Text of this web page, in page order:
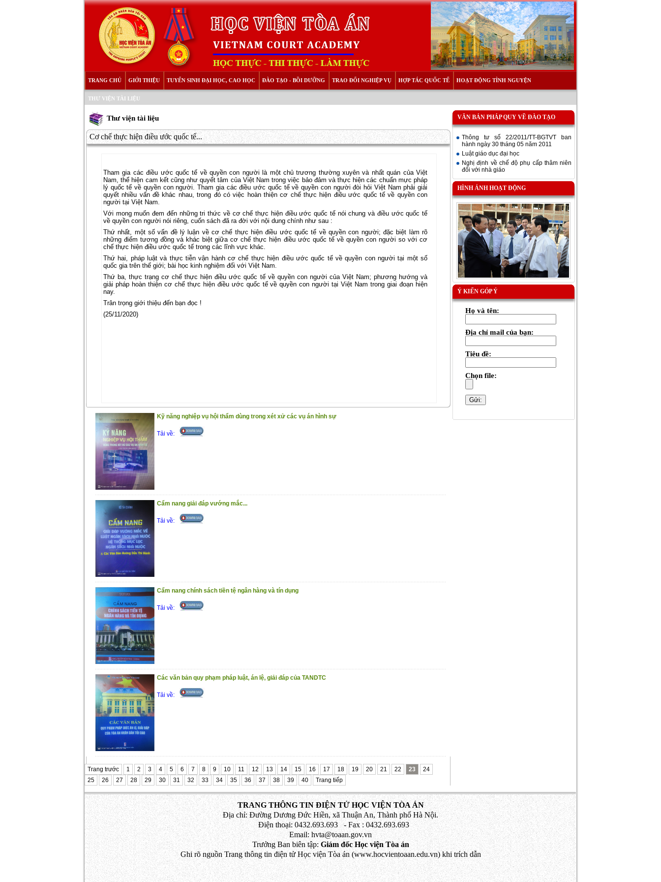
TRANG CHỦ GIỚI THIỆU TUYỂN SINH ĐẠI HỌC, CAO HỌC ĐÀO TẠO - BỒI DƯỠNG TRAO ĐỔI NGHIỆP VỤ HỢP TÁC QUỐC TẾ HOẠT ĐỘNG TÌNH NGUYỆN
THƯ VIỆN TÀI LIỆU
Thư viện tài liệu
Cơ chế thực hiện điều ước quốc tế...
Tham gia các điều ước quốc tế về quyền con người là một chủ trương thường xuyên và nhất quán của Việt
Nam, thể hiện cam kết cũng như quyết tâm của Việt Nam trong việc bảo đảm và thực hiện các chuẩn mực pháp
lý quốc tế về quyền con người. Tham gia các điều ước quốc tế về quyền con người đòi hỏi Việt Nam phải giải
quyết nhiều vấn đề khác nhau, trong đó có việc hoàn thiện cơ chế thực hiện điều ước quốc tế về quyền con
người tại Việt Nam.
Với mong muốn đem đến những tri thức về cơ chế thực hiện điều ước quốc tế nói chung và điều ước quốc tế
về quyền con người nói riêng, cuốn sách đã ra đời với nội dung chính như sau :
Thứ nhất, một số vấn đề lý luận về cơ chế thực hiện điều ước quốc tế về quyền con người; đặc biệt làm rõ
những điểm tương đồng và khác biệt giữa cơ chế thực hiện điều ước quốc tế về quyền con người so với cơ
chế thực hiện điều ước quốc tế trong các lĩnh vực khác.
Thứ hai, pháp luật và thực tiễn vận hành cơ chế thực hiện điều ước quốc tế về quyền con người tại một số
quốc gia trên thế giới; bài học kinh nghiệm đối với Việt Nam.
Thứ ba, thực trạng cơ chế thực hiện điều ước quốc tế về quyền con người của Việt Nam; phương hướng và
giải pháp hoàn thiện cơ chế thực hiện điều ước quốc tế về quyền con người tại Việt Nam trong giai đoạn hiện
nay.
Trân trọng giới thiệu đến bạn đọc !
(25/11/2020)
Kỹ năng nghiệp vụ hội thẩm dùng trong xét xử các vụ án hình sự
Tải về:
Cẩm nang giải đáp vướng mắc...
Tải về:
Cẩm nang chính sách tiền tệ ngân hàng và tín dụng
Tải về:
Các văn bản quy phạm pháp luật, án lệ, giải đáp của TANDTC
Tải về:
Trang trước 1 2 3 4 5 6 7 8 9 10 11 12 13 14 15 16 17 18 19 20 21 22 23
24
25
26 27 28 29 30 31 32 33 34 35 36 37 38 39 40 Trang tiếp
VĂN BẢN PHÁP QUY VỀ ĐÀO TẠO
Thông tư số 22/2011/TT-BGTVT ban
hành ngày 30 tháng 05 năm 2011
Luật giáo dục đại học
Nghị định về chế độ phụ cấp thâm niên
đối với nhà giáo
HÌNH ẢNH HOẠT ĐỘNG
Ý KIẾN GÓP Ý
Họ và tên:
Địa chỉ mail của bạn:
Tiêu đề:
Chọn file:
TRANG THÔNG TIN ĐIỆN TỬ HỌC VIỆN TÒA ÁN
Địa chỉ: Đường Dương Đức Hiền, xã Thuận An, Thành phố Hà Nội.
Điện thoại: 0432.693.693 - Fax : 0432.693.693
Email: hvta@toaan.gov.vn
Trưởng Ban biên tập:Giám đốc Học viện Tòa án
Ghi rõ nguồn Trang thông tin điện tử Học viện Tòa án (www.hocvientoaan.edu.vn) khi trích dẫn